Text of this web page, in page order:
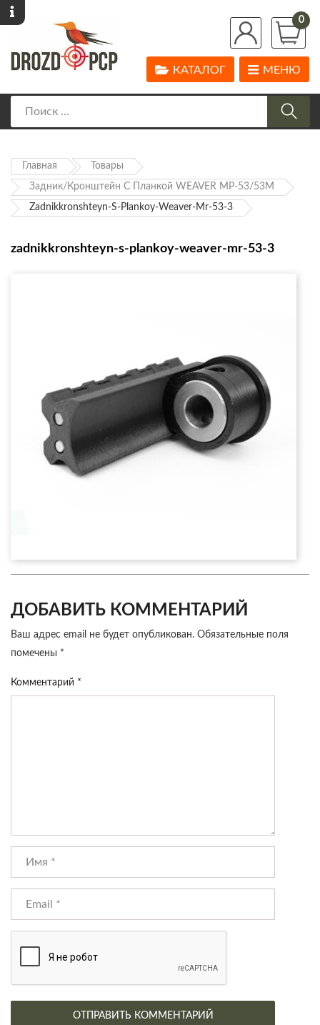
0
МЕНЮ
КАТАЛОГ
Главная Товары
Задник/кронштейн С Планкой WEAVER МР-53/53М
Zadnikkronshteyn-S-Plankoy-Weaver-Mr-53-3
zadnikkronshteyn-s-plankoy-weaver-mr-53-3
ДОБАВИТЬ КОММЕНТАРИЙ
Ваш адрес email не будет опубликован. Обязательные поля
помечены *
Комментарий *